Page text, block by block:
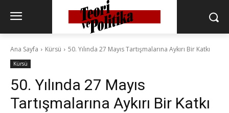
Ana Sayfa Kürsü 50. Yılında 27 Mayıs Tartışmalarına Aykırı Bir Katkı
Kürsü
50. Yılında 27 Mayıs
Tartışmalarına Aykırı Bir Katkı